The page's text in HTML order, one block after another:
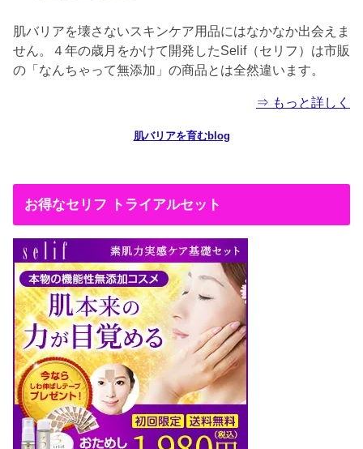
肌バリアを壊さないスキンケア用品にはなかなか出会えま
せん。４年の歳月をかけて開発したSelif（セリフ）は市販
の「なんちゃって無添加」の商品とは全然違います。
⇒ もっと詳しく
肌バリアを育むblog
お得なセリフ トライアルセット